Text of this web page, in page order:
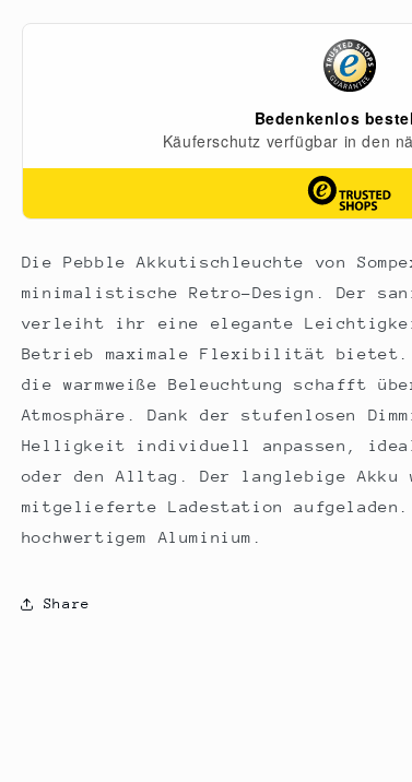
Die Pebble Akkutischleuchte von
minimalistische Retro-Design. Der
verleiht ihr eine elegante
Betrieb maximale Flexibilität bietet.
die warmweiße Beleuchtung schafft
Atmosphäre. Dank der stufenlosen
Helligkeit individuell anpassen,
oder den Alltag. Der langlebige Akku
mitgelieferte Ladestation
hochwertigem Aluminium.
Share